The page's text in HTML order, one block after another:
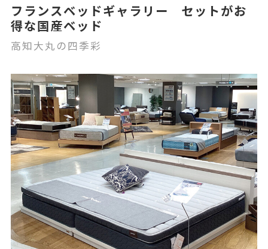
フランスベッドギャラリー セットがお
得な国産ベッド
高知大丸の四季彩